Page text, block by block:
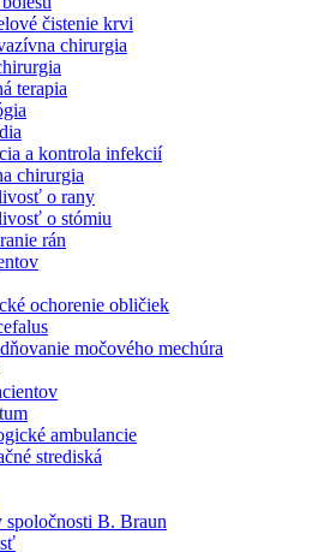
prevádzkujeme poradenstvo
k jednotlivým metódam náhrady funkcie
ktoré potrebujete a navštívte nás.
čistenie krvi
chirurgia
terapia
a kontrola infekcií
chirurgia
o rany
o stómiu
rán
ochorenie obličiek
močového mechúra
ambulancie
strediská
spoločnosti B. Braun